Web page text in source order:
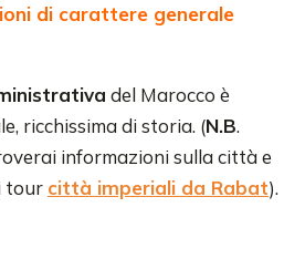
di carattere generale
del Marocco è
ricchissima di storia. (N.B.
informazioni sulla città e
tour città imperiali da Rabat).